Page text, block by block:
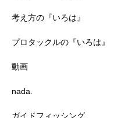
考え方の『いろは』
プロタックルの『いろは』
動画
nada.
ガイドフィッシング